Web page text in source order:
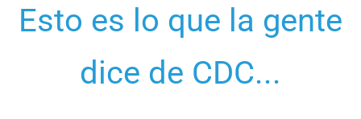
Esto es lo que la gente
dice de CDC...